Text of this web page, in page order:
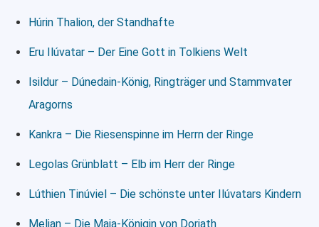
Húrin Thalion, der Standhafte
Eru Ilúvatar – Der Eine Gott in Tolkiens Welt
Isildur – Dúnedain-König, Ringträger und Stammvater
Aragorns
Kankra – Die Riesenspinne im Herrn der Ringe
Legolas Grünblatt – Elb im Herr der Ringe
Lúthien Tinúviel – Die schönste unter Ilúvatars Kindern
Melian – Die Maia-Königin von Doriath